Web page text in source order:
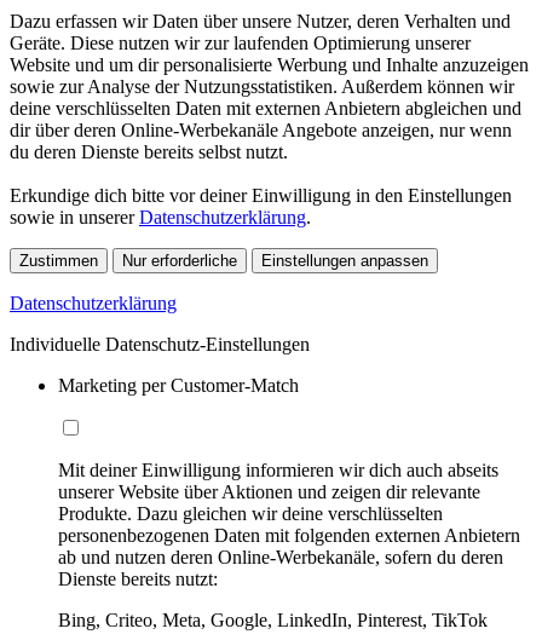
Dazu erfassen wir Daten über unsere Nutzer, deren Verhalten und
Geräte. Diese nutzen wir zur laufenden Optimierung unserer
Website und um dir personalisierte Werbung und Inhalte anzuzeigen
sowie zur Analyse der Nutzungsstatistiken. Außerdem können wir
deine verschlüsselten Daten mit externen Anbietern abgleichen und
dir über deren Online-Werbekanäle Angebote anzeigen, nur wenn
du deren Dienste bereits selbst nutzt.
Erkundige dich bitte vor deiner Einwilligung in den Einstellungen
sowie in unsererDatenschutzerklärung.
Zustimmen Nur erforderliche Einstellungen anpassen
Datenschutzerklärung
Individuelle Datenschutz-Einstellungen
Marketing per Customer-Match
Mit deiner Einwilligung informieren wir dich auch abseits
unserer Website über Aktionen und zeigen dir relevante
Produkte. Dazu gleichen wir deine verschlüsselten
personenbezogenen Daten mit folgenden externen Anbietern
ab und nutzen deren Online-Werbekanäle, sofern du deren
Dienste bereits nutzt:
Bing, Criteo, Meta, Google, LinkedIn, Pinterest, TikTok